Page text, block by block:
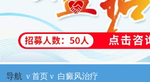
导航 ν 首页ν 白癜风治疗